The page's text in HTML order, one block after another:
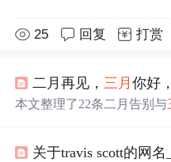
25 回复 打赏
二月再见， 三月你好
本文整理了22条二月告别与
发布、节日营销文案及用
关于travis scott的网名